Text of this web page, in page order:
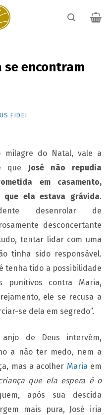
encontram
FIDEI
milagre do Natal, vale a
que José não repudia
em casamento,
ela estava grávida.
desenrolar de
desconcertante
tentar lidar com uma
tinha sido responsável.
tenha tido a possibilidade
punitivos contra Maria,
ele se recusa a
se dela em segredo”.
de Deus intervém,
a não ter medo, nem a
mas a acolher Maria em
que ela espera é o
após sua descida
mais pura, José iria